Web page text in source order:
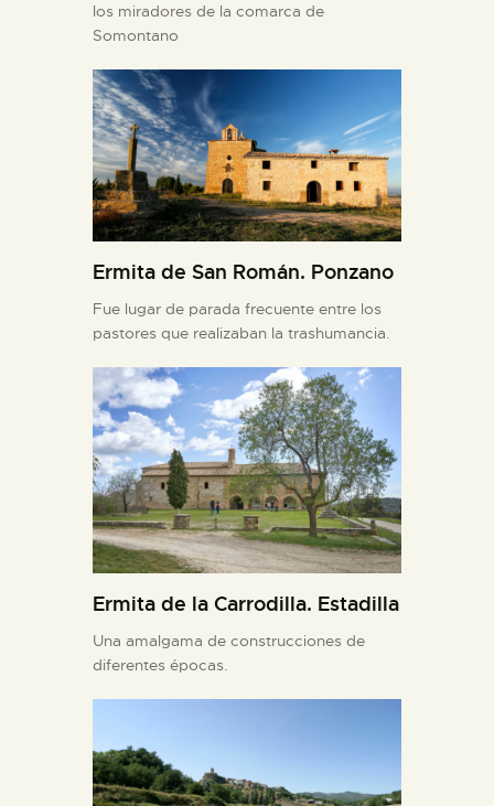
los miradores de la comarca de
Somontano
Ermita de San Román. Ponzano
Fue lugar de parada frecuente entre los
pastores que realizaban la trashumancia.
Ermita de la Carrodilla. Estadilla
Una amalgama de construcciones de
diferentes épocas.